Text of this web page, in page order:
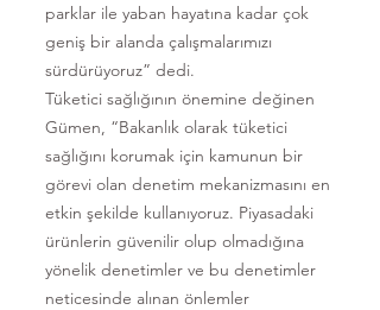
parklar ile yaban hayatına kadar çok
geniş bir alanda çalışmalarımızı
sürdürüyoruz” dedi.
Tüketici sağlığının önemine değinen
Gümen, “Bakanlık olarak tüketici
sağlığını korumak için kamunun bir
görevi olan denetim mekanizmasını en
etkin şekilde kullanıyoruz. Piyasadaki
ürünlerin güvenilir olup olmadığına
yönelik denetimler ve bu denetimler
neticesinde alınan önlemler